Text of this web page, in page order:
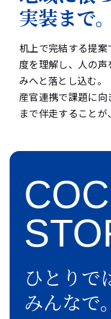
実装まで。
机上で完結する提案
度を理解し、人の声
みへと落とし込む。
産官連携で課題に
まで伴走することが
ひとりで
みんなで。